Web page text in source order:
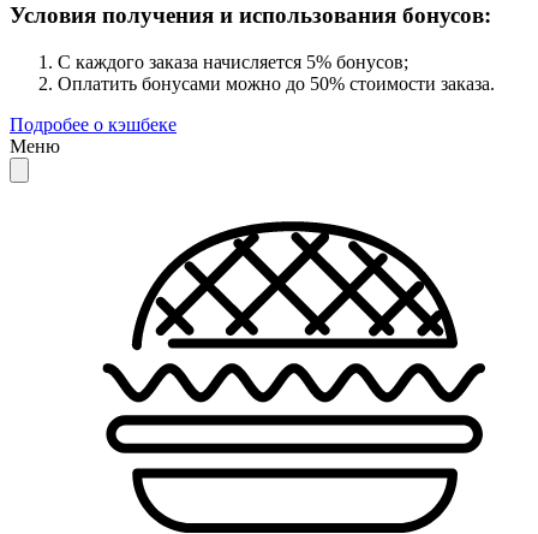
Условия получения и использования бонусов:
С каждого заказа начисляется 5% бонусов;
Оплатить бонусами можно до 50% стоимости заказа.
Подробее о кэшбеке
Меню